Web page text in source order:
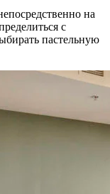
на
с
пастельную